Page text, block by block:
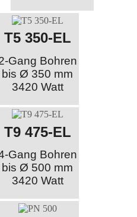
T5 350-EL
Gang Bohren
bis Ø 350 mm
3420 Watt
T9 475-EL
Gang Bohren
bis Ø 500 mm
3420 Watt